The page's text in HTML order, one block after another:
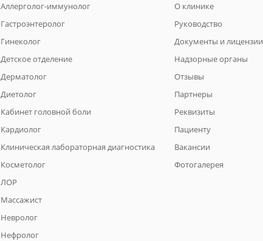
Аллерголог-иммунолог
Гастроэнтеролог
Гинеколог
Детское отделение
Дерматолог
Диетолог
Кабинет головной боли
Кардиолог
Клиническая лабораторная диагностика
Косметолог
ЛОР
Массажист
Невролог
Нефролог
О клинике
Руководство
Документы и лицензии
Надзорные органы
Отзывы
Партнеры
Реквизиты
Пациенту
Вакансии
Фотогалерея